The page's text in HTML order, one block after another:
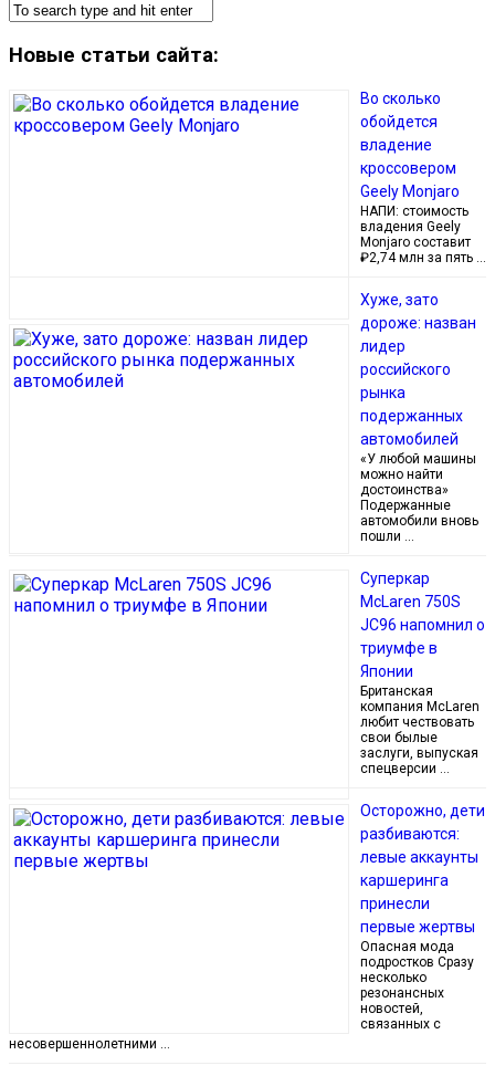
Новые статьи сайта:
Во сколько
обойдется
владение
кроссовером
Geely Monjaro
НАПИ: стоимость
владения Geely
Monjaro составит
₽2,74 млн за пять …
Хуже, зато
дороже: назван
лидер
российского
рынка
подержанных
автомобилей
«У любой машины
можно найти
достоинства»
Подержанные
автомобили вновь
пошли …
Суперкар
McLaren 750S
JC96 напомнил о
триумфе в
Японии
Британская
компания McLaren
любит чествовать
свои былые
заслуги, выпуская
спецверсии …
Осторожно, дети
разбиваются:
левые аккаунты
каршеринга
принесли
первые жертвы
Опасная мода
подростков Сразу
несколько
резонансных
новостей,
связанных с
несовершеннолетними …